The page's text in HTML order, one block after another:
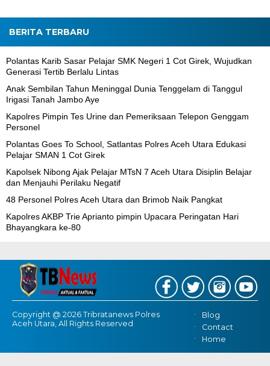
BERITA TERBARU
Polantas Karib Sasar Pelajar SMK Negeri 1 Cot Girek, Wujudkan
Generasi Tertib Berlalu Lintas
Anak Sembilan Tahun Meninggal Dunia Tenggelam di Tanggul
Irigasi Tanah Jambo Aye
Kapolres Pimpin Tes Urine dan Pemeriksaan Telepon Genggam
Personel
Polantas Goes To School, Satlantas Polres Aceh Utara Edukasi
Pelajar SMAN 1 Cot Girek
Kapolsek Nibong Ajak Pelajar MTsN 7 Aceh Utara Disiplin Belajar
dan Menjauhi Perilaku Negatif
48 Personel Polres Aceh Utara dan Brimob Naik Pangkat
Kapolres AKBP Trie Aprianto pimpin Upacara Peringatan Hari
Bhayangkara ke-80
Copyright @ 2026 Tribratanews Polres
Aceh Utara, All Rights Reserved
Blog
Contact
Home